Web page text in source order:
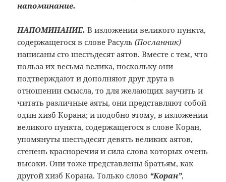
напоминание.
НАПОМИНАНИЕ. В изложении великого пункта,
содержащегося в слове Расуль(Посланник)
написаны сто шестьдесят аятов. Вместе с тем, что
польза их весьма велика, поскольку они
подтверждают и дополняют друг друга в
отношении смысла, то для желающих заучить и
читать различные аяты, они представляют собой
один хизб Корана; и подобно этому, в изложении
великого пункта, содержащегося в слове Коран,
упомянуты шестьдесят девять великих аятов,
степень красноречия и сила слова которых очень
высоки. Они тоже представлены братьям, как
другой хизб Корана. Только слово “Коран”,